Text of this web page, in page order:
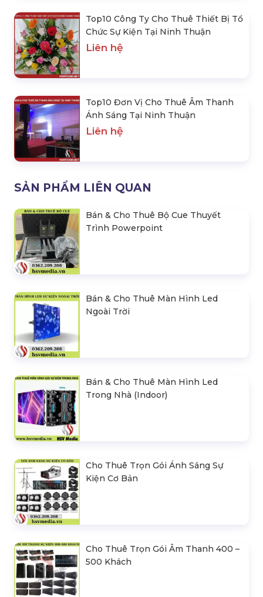
Top10 Công Ty Cho Thuê Thiết Bị Tổ
Chức Sự Kiện Tại Ninh Thuận
Liên hệ
Top10 Đơn Vị Cho Thuê Âm Thanh
Ánh Sáng Tại Ninh Thuận
Liên hệ
SẢN PHẨM LIÊN QUAN
Bán & Cho Thuê Bộ Cue Thuyết
Trình Powerpoint
Bán & Cho Thuê Màn Hình Led
Ngoài Trời
Bán & Cho Thuê Màn Hình Led
Trong Nhà (Indoor)
Cho Thuê Trọn Gói Ánh Sáng Sự
Kiện Cơ Bản
Cho Thuê Trọn Gói Âm Thanh 400 –